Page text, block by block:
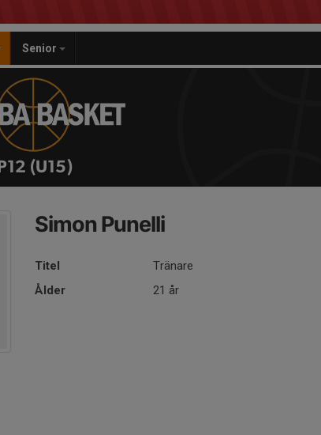
Senior
P12 (U15)
Simon Punelli
Titel
Tränare
Ålder
21 år